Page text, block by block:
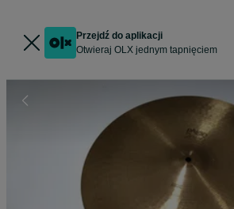
Przejdź do aplikacji
Otwieraj OLX jednym tapnięciem